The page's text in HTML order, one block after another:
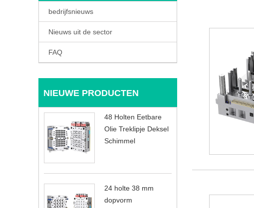
bedrijfsnieuws
Nieuws uit de sector
FAQ
NIEUWE PRODUCTEN
48 Holten Eetbare
Olie Treklipje Deksel
Schimmel
24 holte 38 mm
dopvorm